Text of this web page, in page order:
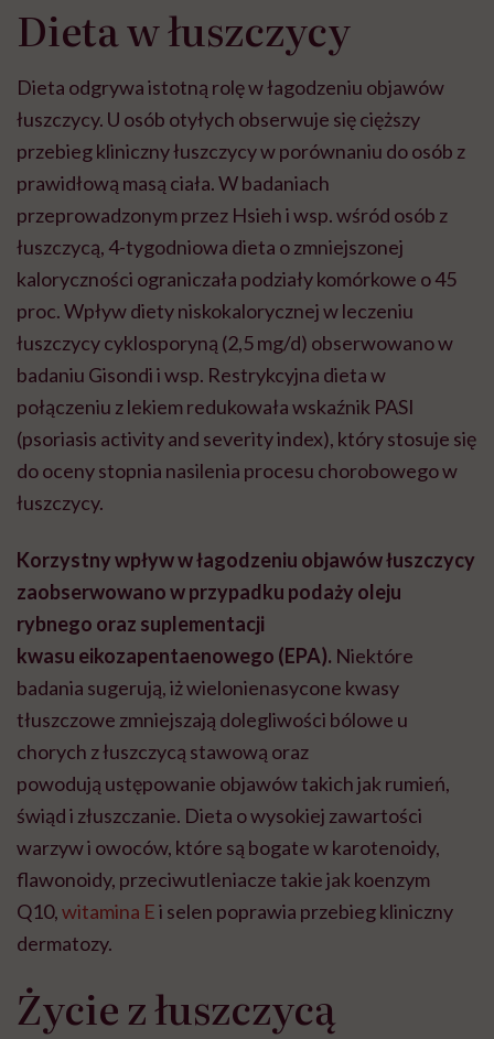
Dieta w łuszczycy
Dieta odgrywa istotną rolę w łagodzeniu objawów
łuszczycy. U osób otyłych obserwuje się cięższy
przebieg kliniczny łuszczycy w porównaniu do osób z
prawidłową masą ciała. W badaniach
przeprowadzonym przez Hsieh i wsp. wśród osób z
łuszczycą, 4-tygodniowa dieta o zmniejszonej
kaloryczności ograniczała podziały komórkowe o 45
proc. Wpływ diety niskokalorycznej w leczeniu
łuszczycy cyklosporyną (2,5 mg/d) obserwowano w
badaniu Gisondi i wsp. Restrykcyjna dieta w
połączeniu z lekiem redukowała wskaźnik PASI
(psoriasis activity and severity index), który stosuje się
do oceny stopnia nasilenia procesu chorobowego w
łuszczycy.
Korzystny wpływ w łagodzeniu objawów łuszczycy
zaobserwowano w przypadku podaży oleju
rybnego oraz suplementacji
kwasu eikozapentaenowego (EPA). Niektóre
badania sugerują, iż wielonienasycone kwasy
tłuszczowe zmniejszają dolegliwości bólowe u
chorych z łuszczycą stawową oraz
powodują ustępowanie objawów takich jak rumień,
świąd i złuszczanie. Dieta o wysokiej zawartości
warzyw i owoców, które są bogate w karotenoidy,
flawonoidy, przeciwutleniacze takie jak koenzym
Q10,witamina Ei selen poprawia przebieg kliniczny
dermatozy.
Życie z łuszczycą